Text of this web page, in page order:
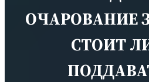
ОЧАРОВАНИЕ
СТОИТ